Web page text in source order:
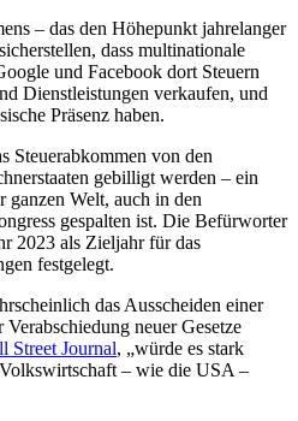
– das den Höhepunkt jahrelanger
dass multinationale
und Facebook dort Steuern
Dienstleistungen verkaufen, und
Präsenz haben.
Steuerabkommen von den
gebilligt werden – ein
ganzen Welt, auch in den
gespalten ist. Die Befürworter
2023 als Zieljahr für das
festgelegt.
das Ausscheiden einer
neuer Gesetze
Street Journal, „würde es stark
– wie die USA –